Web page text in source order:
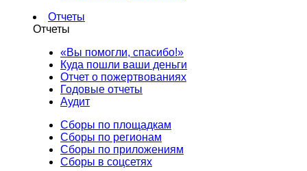
Отчеты
Отчеты
«Вы помогли, спасибо!»
Куда пошли ваши деньги
Отчет о пожертвованиях
Годовые отчеты
Аудит
Сборы по площадкам
Сборы по регионам
Сборы по приложениям
Сборы в соцсетях